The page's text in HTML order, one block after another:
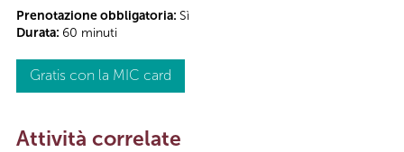
Prenotazione obbligatoria: Sì
Durata: 60 minuti
Gratis con la MIC card
Attività correlate